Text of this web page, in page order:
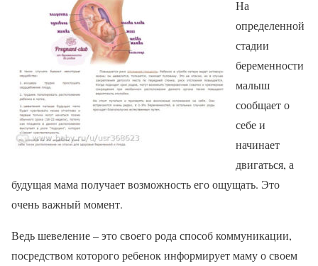
На
определенной
стадии
беременности
малыш
сообщает о
себе и
начинает
двигаться, а
будущая мама получает возможность его ощущать. Это
очень важный момент.
Ведь шевеление – это своего рода способ коммуникации,
посредством которого ребенок информирует маму о своем